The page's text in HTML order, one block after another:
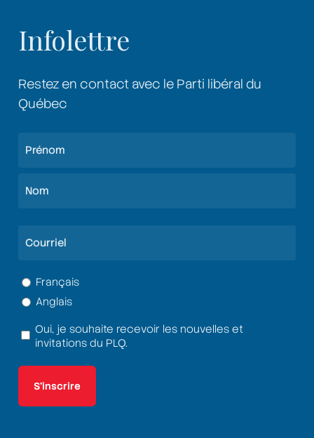
Infolettre
Restez en contact avec le Parti libéral du
Québec
Langue
(Nécessaire)
Français
Anglais
Termes
conditions
(Nécessaire)
Oui, je souhaite recevoir les nouvelles et
invitations du PLQ.